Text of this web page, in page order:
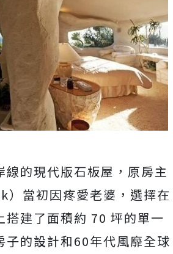
線的現代版石板屋，原房主
當初因疼愛老婆，選擇在
搭建了面積約 70 坪的單一
子的設計和60年代風靡全球